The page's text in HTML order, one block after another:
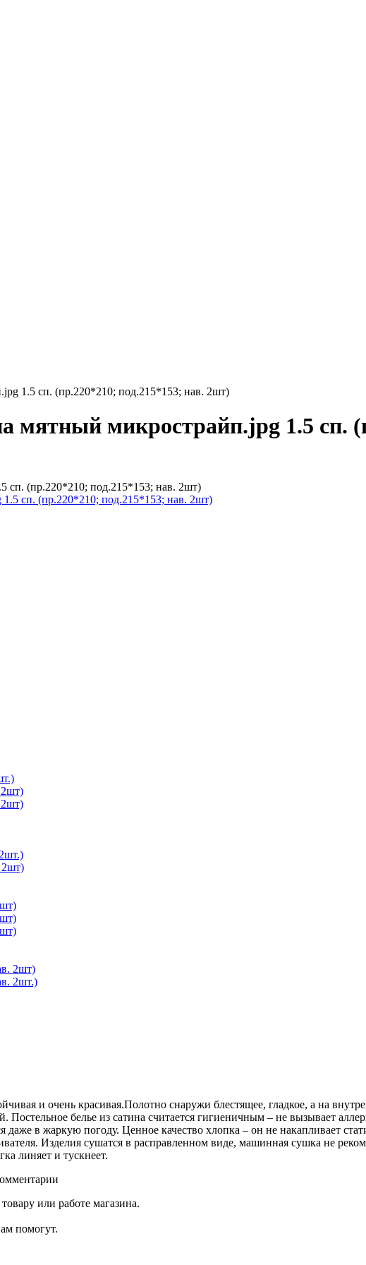
1.5 сп. (пр.220*210; под.215*153; нав. 2шт)
мятный микрострайп.jpg 1.5 сп.
сп. (пр.220*210; под.215*153; нав. 2шт)
2шт)
2шт)
2шт)
2шт)
2шт.)
и очень красивая.Полотно снаружи блестящее, гладкое, а на
Постельное белье из сатина считается гигиеничным – не вызывает
даже в жаркую погоду. Ценное качество хлопка – он не накапливает
Изделия сушатся в расправленном виде, машинная сушка не
линяет и тускнеет.
или работе магазина.
помогут.